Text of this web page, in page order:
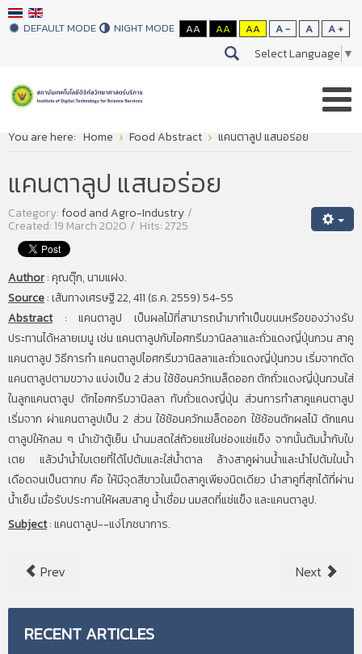
DEFAULT MODE NIGHT MODE AA AA AA A - A A +
Select Language ▼
You are here: Home Food Abstract แคนตาลูป แสนอร่อย
แคนตาลูป แสนอร่อย
Category:food and Agro-Industry
Created: 19 March 2020 Hits: 2725
Author:คุณตุ๊ก, นามแฝง.
Source:เส้นทางเศรษฐี 22, 411 (ธ.ค. 2559) 54-55
Abstract:แคนตาลูป เป็นผลไม้ที่สามารถนำมาทำเป็นขนมหรือของว่างรับ
ประทานได้หลายเมนู เช่น แคนตาลูปกับไอศกรีมวานิลลาและถั่วแดงญี่ปุ่นกวน สาคู
แคนตาลูป วิธีการทำ แคนตาลูปไอศกรีมวานิลลาและถั่วแดงญี่ปุ่นกวน เริ่มจากตัด
แคนตาลูปตามขวาง แบ่งเป็น 2 ส่วน ใช้ช้อนควักเมล็ดออก ตักถั่วแดงญี่ปุ่นกวนใส่
ในลูกแคนตาลูป ตักไอศกรีมวานิลลา ทับถั่วแดงญี่ปุ่น ส่วนการทำสาคูแคนตาลูป
เริ่มจาก ผ่าแคนตาลูปเป็น 2 ส่วน ใช้ช้อนควักเมล็ดออก ใช้ช้อนตักผลไม้ ตักแคน
ตาลูปให้กลม ๆ นำเข้าตู้เย็น นำนมสดใส่ถ้วยแช่ในช่องแช่แข็ง จากนั้นต้มน้ำกับใบ
เตย แล้วนำน้ำใบเตยที่ได้ไปต้มและใส่น้ำตาล ล้างสาคูผ่านน้ำและนำไปต้มในน้ำ
เดือดจนเป็นตากบ คือ ให้มีจุดสีขาวในเม็ดสาคูเพียงนิดเดียว นำสาคูที่สุกได้ที่ผ่าน
น้ำเย็น เมื่อรับประทานให้ผสมสาคู น้ำเชื่อม นมสดที่แช่แข็ง และแคนตาลูป.
Subject:แคนตาลูป--แง่โภชนาการ.
Prev Next
RECENT ARTICLES